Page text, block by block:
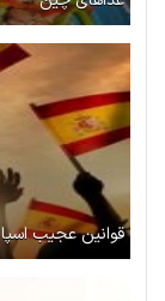
قوانین عجیب